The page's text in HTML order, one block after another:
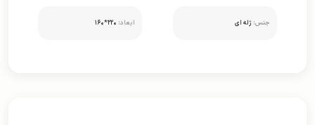
جنس: ژله ای ابعاد: ۲۲۰*۱۶۰